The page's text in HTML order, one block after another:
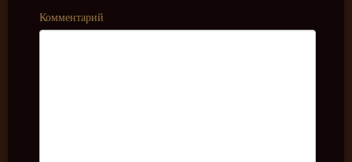
Комментарий